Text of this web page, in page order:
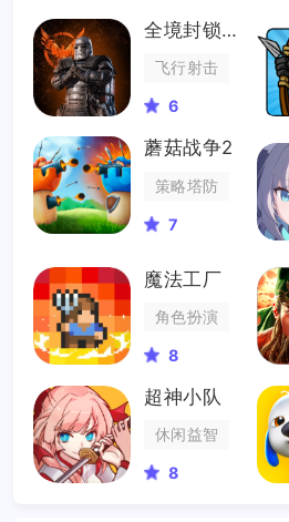
全境封锁曙光
飞行射击
6
蘑菇战争2
策略塔防
7
魔法工厂
角色扮演
8
超神小队
休闲益智
8